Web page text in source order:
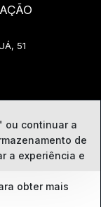
51
ou continuar a
de
a experiência e
obter mais